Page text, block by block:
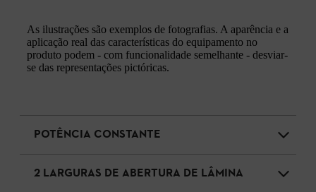
As ilustrações são exemplos de fotografias. A aparência e a
aplicação real das características do equipamento no
produto podem - com funcionalidade semelhante - desviar-
se das representações pictóricas.
POTÊNCIA CONSTANTE
2 LARGURAS DE ABERTURA DE LÂMINA